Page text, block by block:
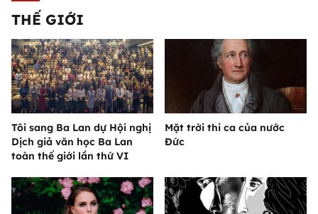
THẾ GIỚI
Tôi sang Ba Lan dự Hội nghị
Dịch giả văn học Ba Lan
toàn thế giới lần thứ VI
Mặt trời thi ca của nước
Đức